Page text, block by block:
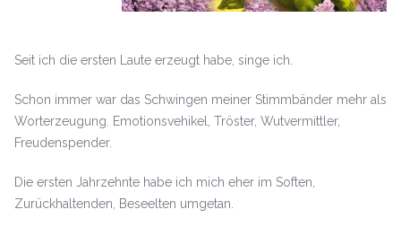
Seit ich die ersten Laute erzeugt habe, singe ich.
Schon immer war das Schwingen meiner Stimmbänder mehr als
Worterzeugung. Emotionsvehikel, Tröster, Wutvermittler,
Freudenspender.
Die ersten Jahrzehnte habe ich mich eher im Soften,
Zurückhaltenden, Beseelten umgetan.